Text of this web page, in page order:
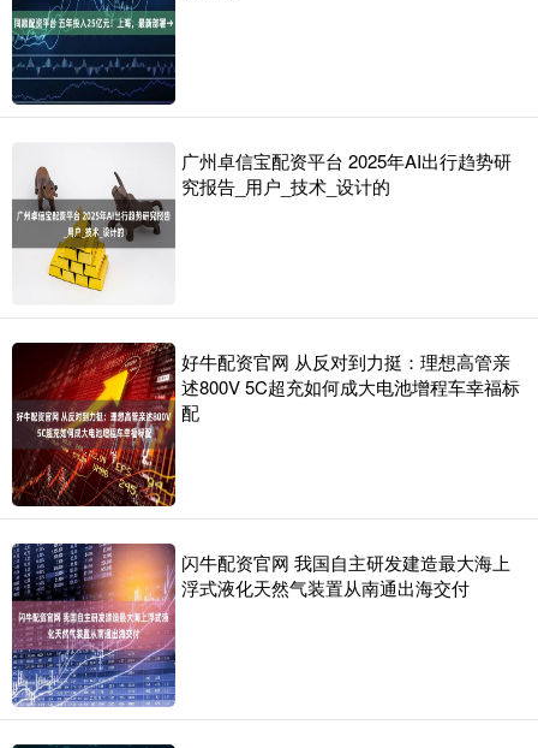
广州卓信宝配资平台 2025年AI出行趋势研
究报告_用户_技术_设计的
好牛配资官网 从反对到力挺：理想高管亲
述800V 5C超充如何成大电池增程车幸福标
配
闪牛配资官网 我国自主研发建造最大海上
浮式液化天然气装置从南通出海交付